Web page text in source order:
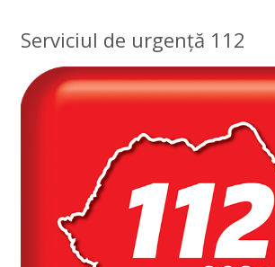
Serviciul de urgență 112